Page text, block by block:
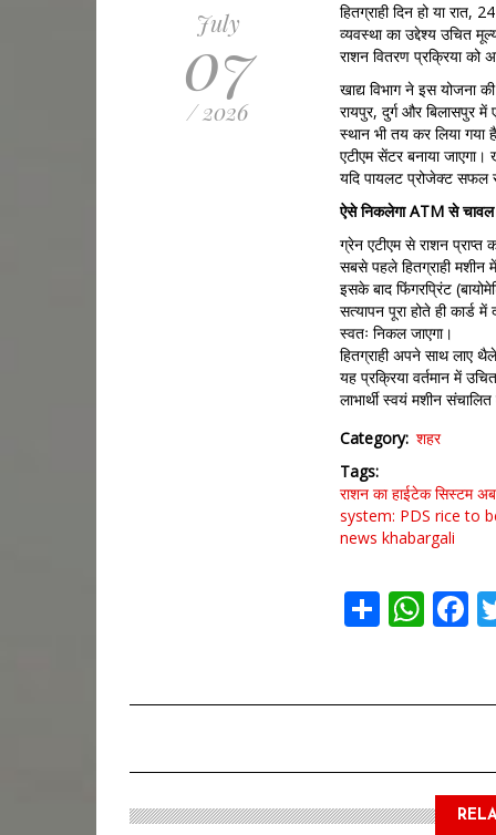
July
07
/ 2026
हितग्राही दिन हो या
व्यवस्था का उद्देश्य उचित
राशन वितरण प्रक्रिया को
खाद्य विभाग ने इस
रायपुर, दुर्ग और बिलासपुर
स्थान भी तय कर लिया गया
एटीएम सेंटर बनाया
यदि पायलट प्रोजेक्ट सफल
ऐसे निकलेगा ATM से चावल
ग्रेन एटीएम से राशन प्राप्त
सबसे पहले हितग्राही मशीन
इसके बाद फिंगरप्रिंट
सत्यापन पूरा होते ही कार्ड
स्वतः निकल जाएगा।
हितग्राही अपने साथ लाए
यह प्रक्रिया वर्तमान में
लाभार्थी स्वयं मशीन
Category शहर
Tags
राशन का हाईटेक सिस्टम
system: PDS rice to
news khabargali
Share